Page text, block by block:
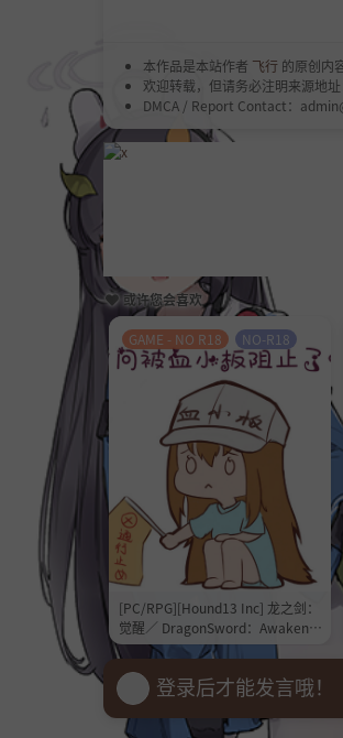
本作品是本站作者 飞行 的原创内
欢迎转载，但请务必注明来源地址
DMCA / Report Contact：
或许您会喜欢
[PC/RPG][Hound13 Inc] 龙之剑：
觉醒／ DragonSword：Awakenin
g V1.0.8+全DLC+OST+设定集 [20G
GAME - NO R18 NO-R18
登录后才能发言哦！